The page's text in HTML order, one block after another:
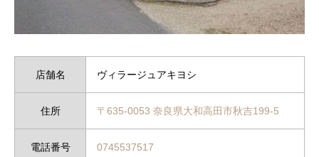
店舗名 ヴィラージュアキヨシ
住所 〒635-0053 奈良県大和高田市秋吉199-5
電話番号 0745537517